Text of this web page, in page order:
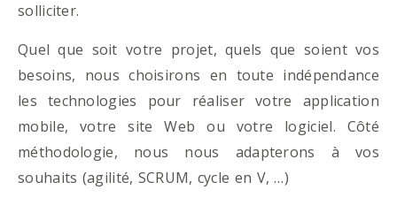
solliciter.
Quel que soit votre projet, quels que soient vos
besoins, nous choisirons en toute indépendance
les technologies pour réaliser votre application
mobile, votre site Web ou votre logiciel. Côté
méthodologie, nous nous adapterons à vos
souhaits (agilité, SCRUM, cycle en V, …)